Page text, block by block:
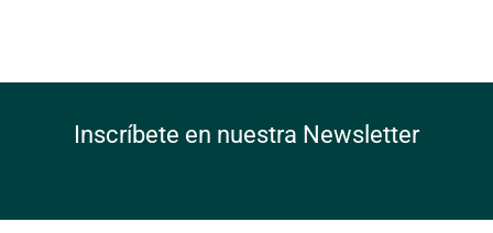
Inscríbete en nuestra Newsletter